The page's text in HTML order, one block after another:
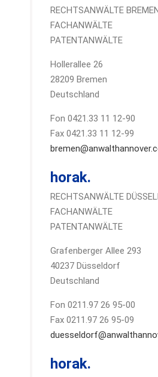
RECHTSANWÄLTE
FACHANWÄLTE
PATENTANWÄLTE
Hollerallee 26
28209 Bremen
Deutschland
Fon 0421.33 11 12-90
Fax 0421.33 11 12-99
horak.
RECHTSANWÄLTE
FACHANWÄLTE
PATENTANWÄLTE
Grafenberger Allee 293
40237 Düsseldorf
Deutschland
Fon 0211.97 26 95-00
Fax 0211.97 26 95-09
horak.